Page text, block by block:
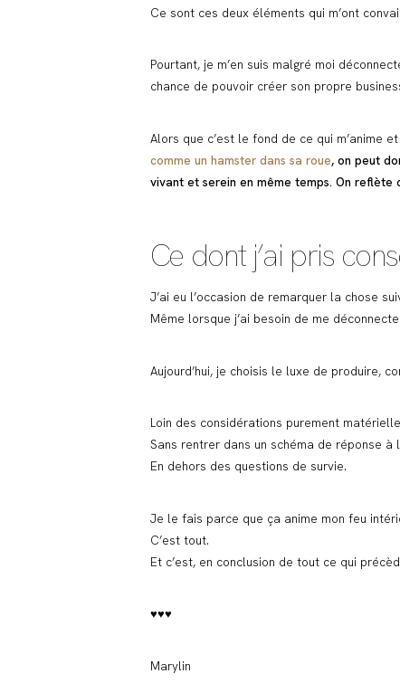
Ce sont ces deux éléments qui m’ont
Pourtant, je m’en suis malgré moi
chance de pouvoir créer son propre
Alors que c’est le fond de ce qui m’anime
comme un hamster dans sa roue, on peut
vivant et serein en même temps. On reflète
Ce dont j’ai pris
J’ai eu l’occasion de remarquer la chose
Même lorsque j’ai besoin de me
Aujourd’hui, je choisis le luxe de produire,
Loin des considérations purement
Sans rentrer dans un schéma de réponse à
En dehors des questions de survie.
Je le fais parce que ça anime mon feu
C’est tout.
Et c’est, en conclusion de tout ce qui
♥♥♥
Marylin